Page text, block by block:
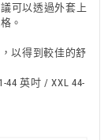
可以透過外套上
。
以得到較佳的舒
44 英吋 / XXL 44-